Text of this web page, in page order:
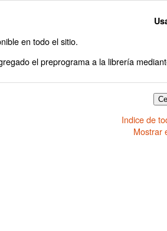
en todo el sitio.
el preprograma a la librería
Indice de
Mostrar